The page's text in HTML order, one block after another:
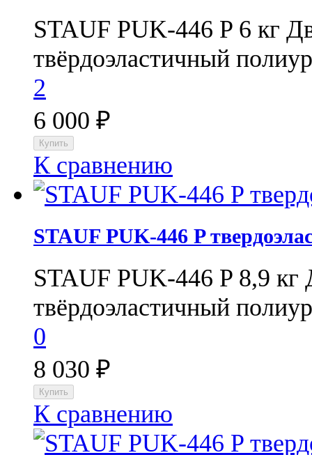
STAUF PUK-446 P 6 кг
твёрдоэластичный
2
6 000 ₽
К сравнению
STAUF PUK-446 P
STAUF PUK-446 P 8,9
твёрдоэластичный
0
8 030 ₽
К сравнению